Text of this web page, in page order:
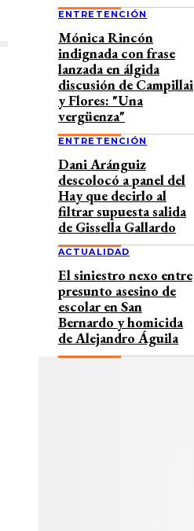
ENTRETENCIÓN
Mónica Rincón
indignada con frase
lanzada en álgida
discusión de Campillai
y Flores: "Una
vergüenza"
ENTRETENCIÓN
Dani Aránguiz
descolocó a panel del
Hay que decirlo al
filtrar supuesta salida
de Gissella Gallardo
ACTUALIDAD
El siniestro nexo entre
presunto asesino de
escolar en San
Bernardo y homicida
de Alejandro Águila